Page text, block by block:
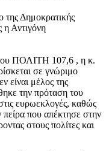
της Δημοκρατικής
η Αντιγόνη
ΠΟΛΙΤΗ 107,6 , η κ.
σε γνώριμο
είναι μέλος της
την πρόταση του
ευρωεκλογές, καθώς
πείρα που απέκτησε στην
στους πολίτες και